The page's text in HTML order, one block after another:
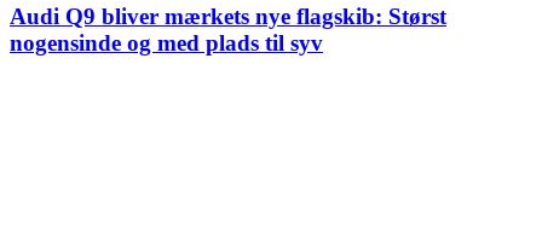
Audi Q9 bliver mærkets nye flagskib: Størst
nogensinde og med plads til syv